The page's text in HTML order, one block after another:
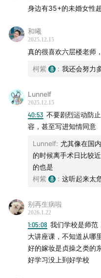
身边有35+的未婚女性
和曦
2025.12.15
真的很喜欢六层楼老师
柯紫 : 我还会努力
Lunnelf
2025.12.15
40:53 不要剧烈运动防
容，甚至写进知情同意
Lunnelf: 尤其像在国
的时候离手术日比较
的也是
柯紫
: 这听起来太
别再生病啦
2026.1.22
1:05:08 我们学校是师范
大讲座课，不知道从哪
好的嫁妆是贞操之类的
好学习没上到好学校